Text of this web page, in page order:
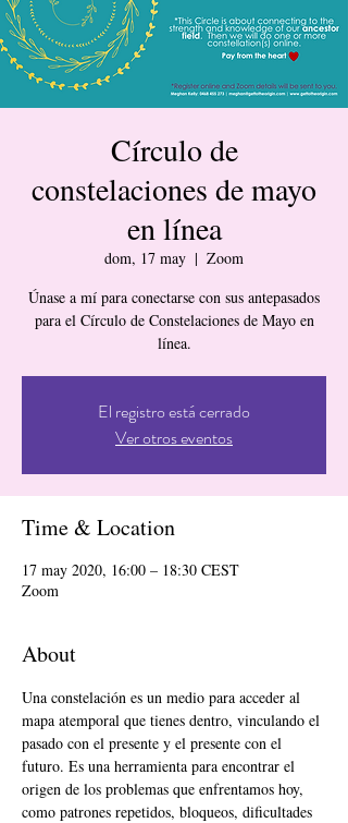
Círculo de
constelaciones de mayo
en línea
dom, 17 may
  |
Zoom
Únase a mí para conectarse con sus antepasados
para el Círculo de Constelaciones de Mayo en
línea.
El registro está cerrado
Ver otros eventos
Time & Location
17 may 2020, 16:00 – 18:30 CEST
Zoom
About
Una constelación es un medio para acceder al
mapa atemporal que tienes dentro, vinculando el
pasado con el presente y el presente con el
futuro. Es una herramienta para encontrar el
origen de los problemas que enfrentamos hoy,
como patrones repetidos, bloqueos, dificultades